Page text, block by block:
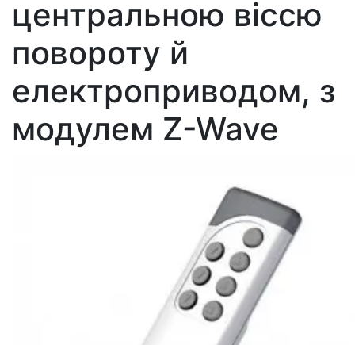
центральною віссю
повороту й
електроприводом, з
модулем Z-Wave